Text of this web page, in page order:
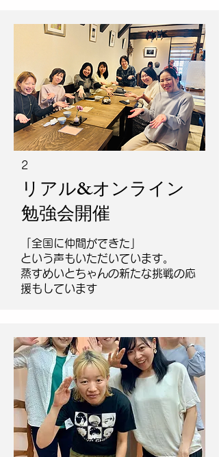
2
リアル&オンライン
勉強会開催
「全国に仲間ができた」
という声もいただいています。
​蒸すめいとちゃんの新たな挑戦の応
援もしています